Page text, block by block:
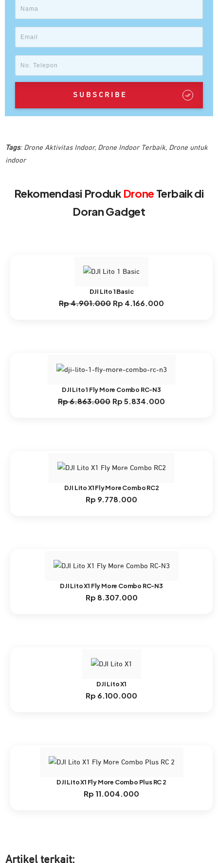
SUBSCRIBE
Tags: Drone Aktivitas Indoor, Drone Indoor Terbaik, Drone untuk
indoor
Rekomendasi Produk Drone Terbaik di
Doran Gadget
DJI Lito 1 Basic
Rp4.901.000 Harga
Rp 4.166.000
DJI Lito 1 Fly More Combo RC-N3
Rp6.863.000 Harga
Rp 5.834.000
DJI Lito X1 Fly More Combo RC2
Rp 9.778.000
DJI Lito X1 Fly More Combo RC-N3
Rp 8.307.000
DJI Lito X1
Rp 6.100.000
DJI Lito X1 Fly More Combo Plus RC 2
Rp 11.004.000
Artikel terkait: